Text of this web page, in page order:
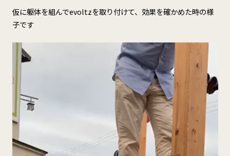
仮に躯体を組んでevoltzを取り付けて、効果を確かめた時の様
子です